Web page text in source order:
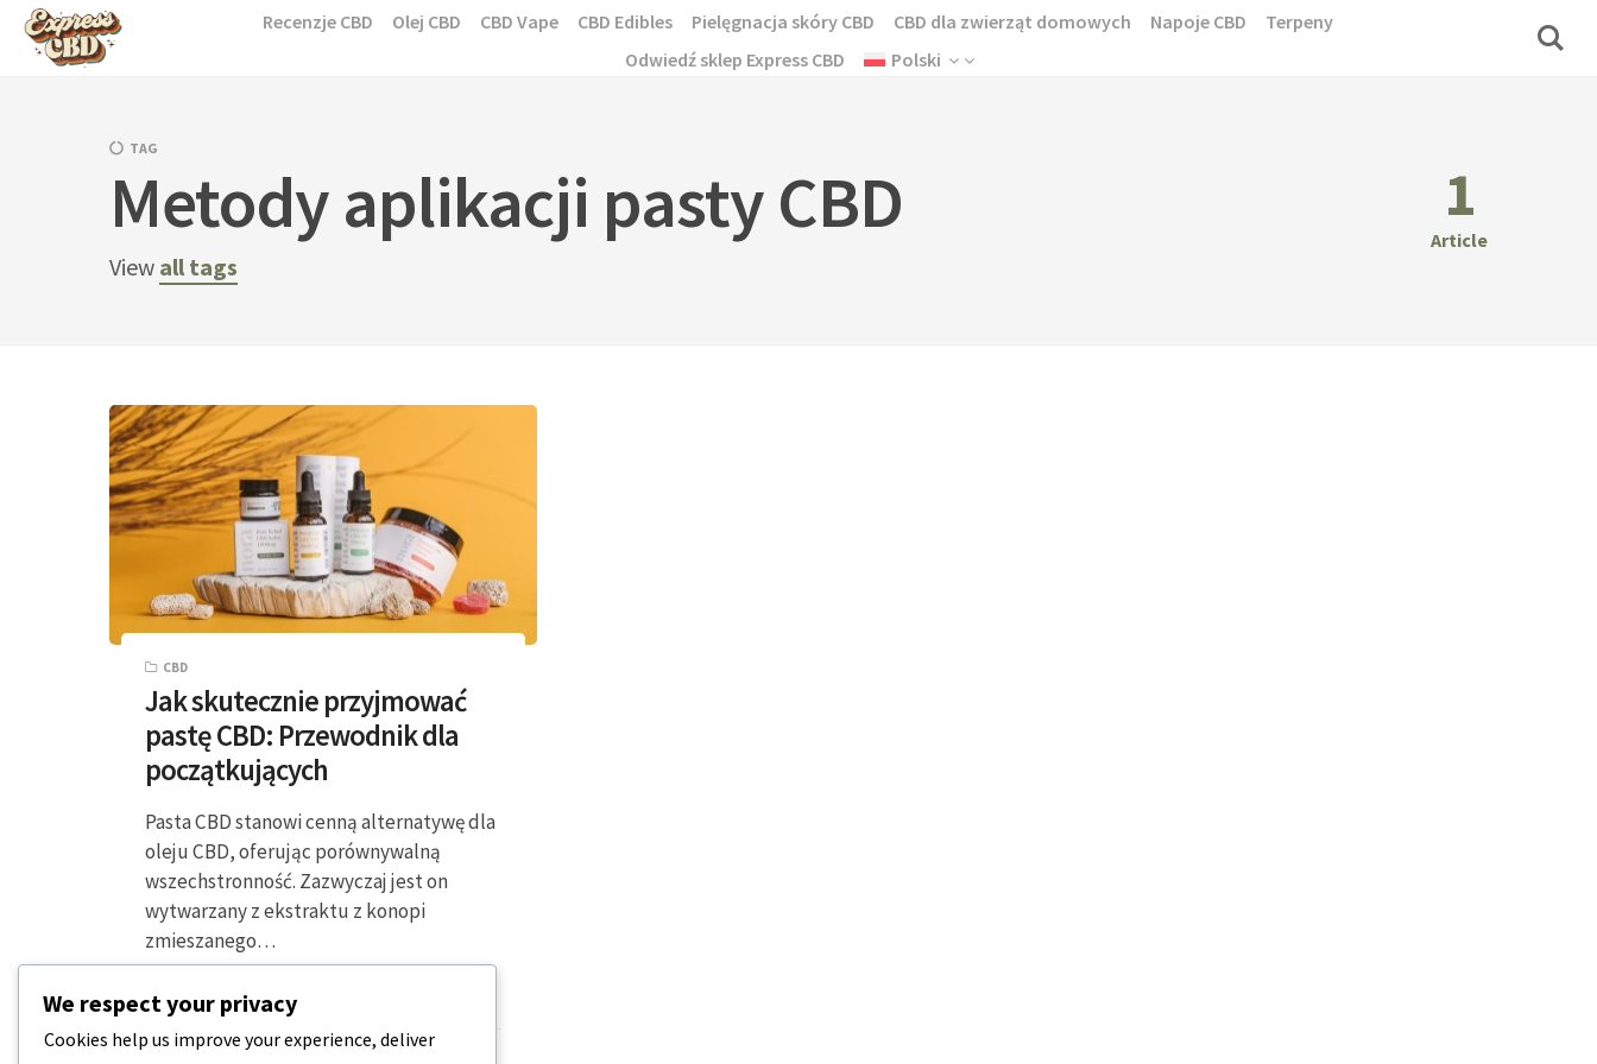
Skip
Recenzje CBD Olej CBD CBD Vape CBD Edibles Pielęgnacja skóry CBD CBD dla zwierząt domowych Napoje CBD
Terpeny
Odwiedź sklep Express CBD
Polski
TAG
Metody aplikacji pasty CBD
View all tags
1
Article
CBD
Jak skutecznie przyjmować
pastę CBD: Przewodnik dla
początkujących
Pasta CBD stanowi cenną alternatywę dla
oleju CBD, oferując porównywalną
wszechstronność. Zazwyczaj jest on
wytwarzany z ekstraktu z konopi
zmieszanego…
5 MINUTY CZYTANIA
We respect your privacy
Cookies help us improve your experience, deliver